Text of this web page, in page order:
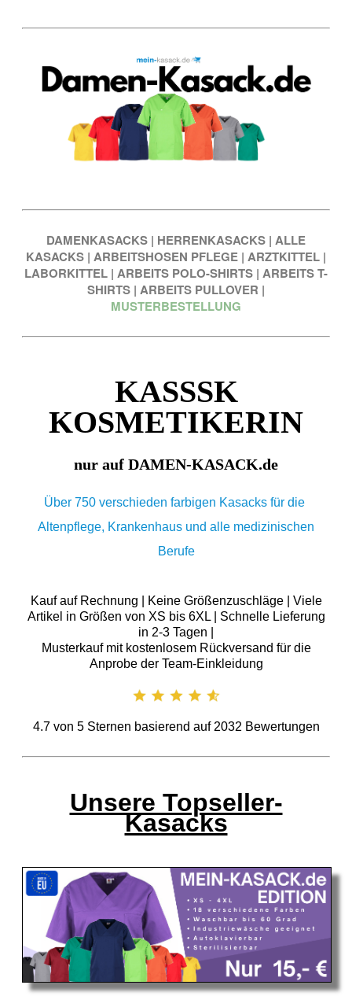
DAMENKASACKS | HERRENKASACKS | ALLE
KASACKS | ARBEITSHOSEN PFLEGE | ARZTKITTEL |
LABORKITTEL | ARBEITS POLO-SHIRTS | ARBEITS T-
SHIRTS | ARBEITS PULLOVER |
MUSTERBESTELLUNG
KASSSK
KOSMETIKERIN
nur auf DAMEN-KASACK.de
Über 750 verschieden farbigen Kasacks für die
Altenpflege, Krankenhaus und alle medizinischen
Berufe
Kauf auf Rechnung | Keine Größenzuschläge | Viele
Artikel in Größen von XS bis 6XL | Schnelle Lieferung
in 2-3 Tagen |
Musterkauf mit kostenlosem Rückversand für die
Anprobe der Team-Einkleidung
4.7von 5Sternen basierend auf 2032 Bewertungen
Unsere Topseller-
Kasacks